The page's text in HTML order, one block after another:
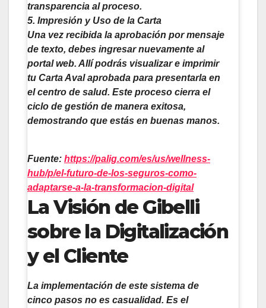
transparencia al proceso.
5. Impresión y Uso de la Carta
Una vez recibida la aprobación por mensaje
de texto, debes ingresar nuevamente al
portal web. Allí podrás visualizar e imprimir
tu Carta Aval aprobada para presentarla en
el centro de salud. Este proceso cierra el
ciclo de gestión de manera exitosa,
demostrando que estás en buenas manos.
Fuente: https://palig.com/es/us/wellness-
hub/p/el-futuro-de-los-seguros-como-
adaptarse-a-la-transformacion-digital
La Visión de Gibelli
sobre la Digitalización
y el Cliente
La implementación de este sistema de
cinco pasos no es casualidad. Es el